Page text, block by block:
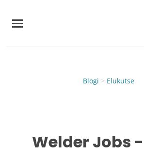
main
Blogi > Elukutse
Welder Jobs